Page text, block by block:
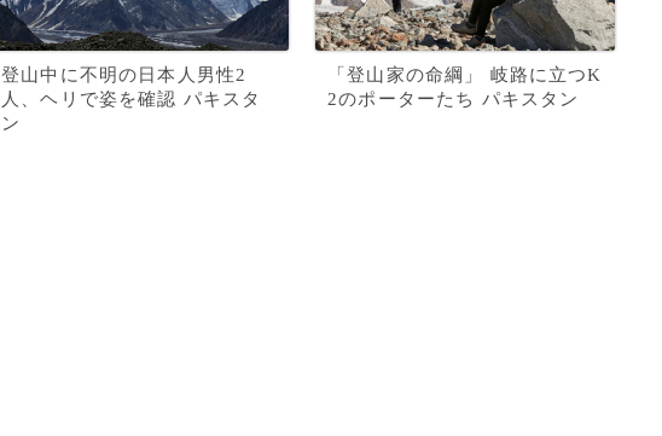
登山中に不明の日本人男性2
人、ヘリで姿を確認 パキスタ
ン
「登山家の命綱」 岐路に立つK
2のポーターたち パキスタン